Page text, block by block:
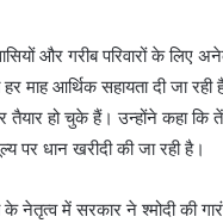
और गरीब परिवारों के लिए
माह आर्थिक सहायता दी जा
हो चुके हैं। उन्होंने कहा कि
पर धान खरीदी की जा रही है।
नेतृत्व में सरकार ने श्मोदी की